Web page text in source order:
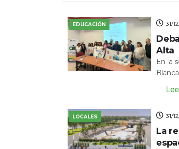
EDUCACIÓN 31/
Alta
En la
LOCALES 31/
La